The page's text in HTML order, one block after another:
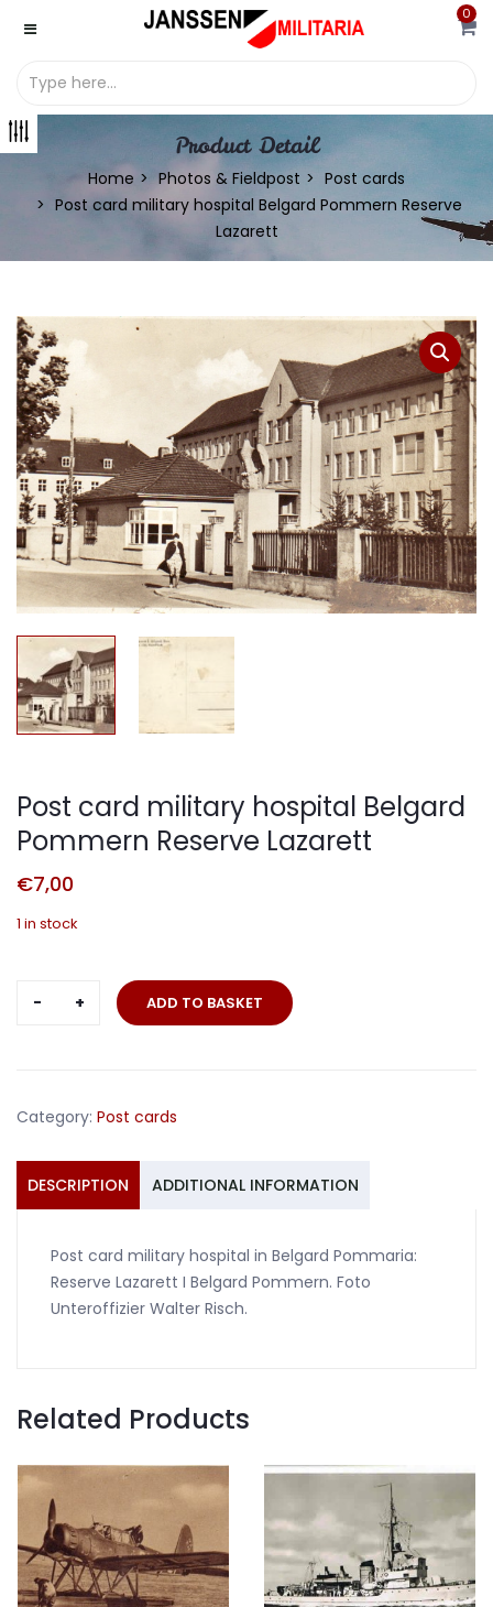
0
Product Detail
Home Photos & Fieldpost
Post cards
Post card military hospital Belgard Pommern Reserve
Lazarett
Post card military hospital Belgard
Pommern Reserve Lazarett
€7,00
1 in stock
Pommern
Lazarett
quantity
ADD TO BASKET
Category: Post cards
DESCRIPTION ADDITIONAL INFORMATION
Post card military hospital in Belgard Pommaria:
Reserve Lazarett I Belgard Pommern. Foto
Unteroffizier Walter Risch.
Related Products